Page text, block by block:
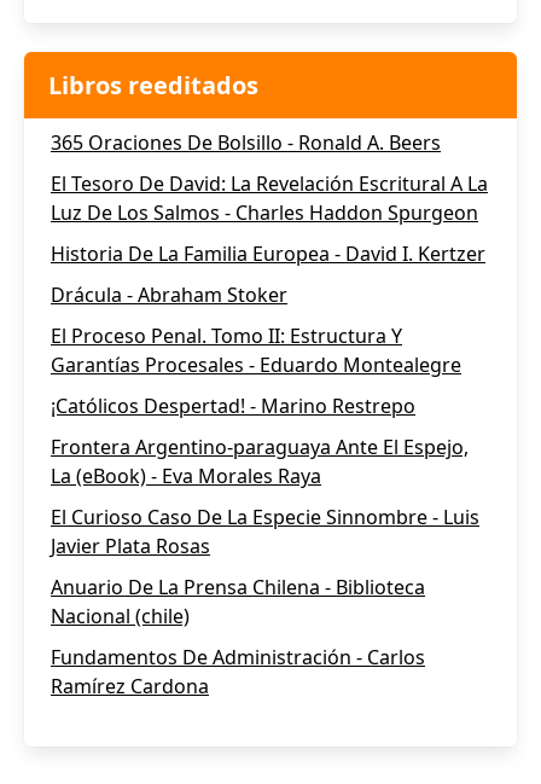
Libros reeditados
365 Oraciones De Bolsillo - Ronald A. Beers
El Tesoro De David: La Revelación Escritural A La
Luz De Los Salmos - Charles Haddon Spurgeon
Historia De La Familia Europea - David I. Kertzer
Drácula - Abraham Stoker
El Proceso Penal. Tomo II: Estructura Y
Garantías Procesales - Eduardo Montealegre
¡Católicos Despertad! - Marino Restrepo
Frontera Argentino-paraguaya Ante El Espejo,
La (eBook) - Eva Morales Raya
El Curioso Caso De La Especie Sinnombre - Luis
Javier Plata Rosas
Anuario De La Prensa Chilena - Biblioteca
Nacional (chile)
Fundamentos De Administración - Carlos
Ramírez Cardona